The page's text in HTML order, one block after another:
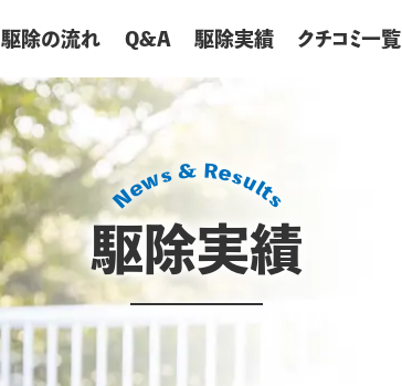
駆除の流れ Q&A 駆除実績 クチコミ一覧
駆除実績